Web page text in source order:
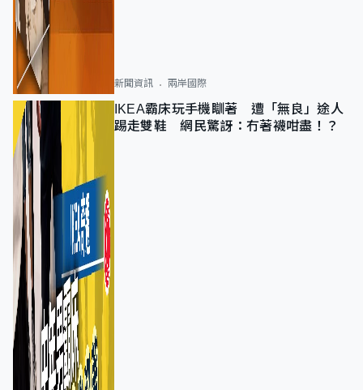
新聞資訊 兩岸國際
IKEA霸床玩手機瞓著 遭「無良」途人
踢走雙鞋 網民驚訝：冇著襪咁盡！？